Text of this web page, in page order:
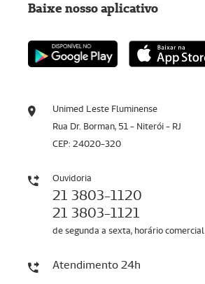
Unimed Leste Fluminense
Rua Dr. Borman, 51 - Niterói - RJ
CEP: 24020-320
Ouvidoria
21 3803-1120
21 3803-1121
de segunda a sexta, horário comercial
Atendimento 24h
Baixe nosso aplicativo